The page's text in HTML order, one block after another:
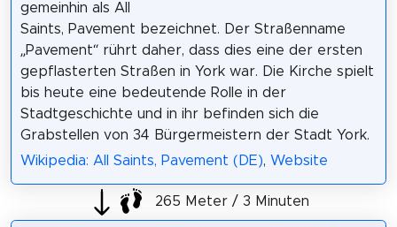
gemeinhin als All
Saints, Pavement bezeichnet. Der Straßenname
„Pavement“ rührt daher, dass dies eine der ersten
gepflasterten Straßen in York war. Die Kirche spielt
bis heute eine bedeutende Rolle in der
Stadtgeschichte und in ihr befinden sich die
Grabstellen von 34 Bürgermeistern der Stadt York.
Wikipedia: All Saints, Pavement (DE), Website
265 Meter / 3 Minuten